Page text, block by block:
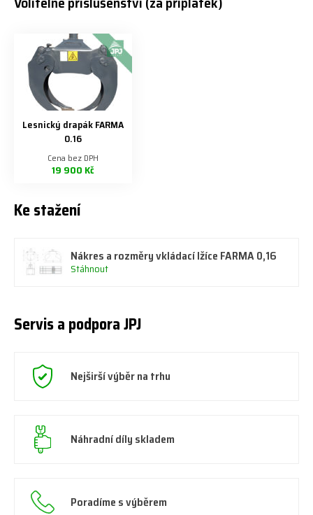
Lesnický drapák FARMA
0.16
Cena bez DPH
19 900 Kč
Ke stažení
Nákres a rozměry vkládací lžíce FARMA 0,16
Stáhnout
Servis a podpora JPJ
Nejširší výběr na trhu
Náhradní díly skladem
Poradíme s výběrem